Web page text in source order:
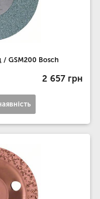
/ GSM200 Bosch
2 657 грн